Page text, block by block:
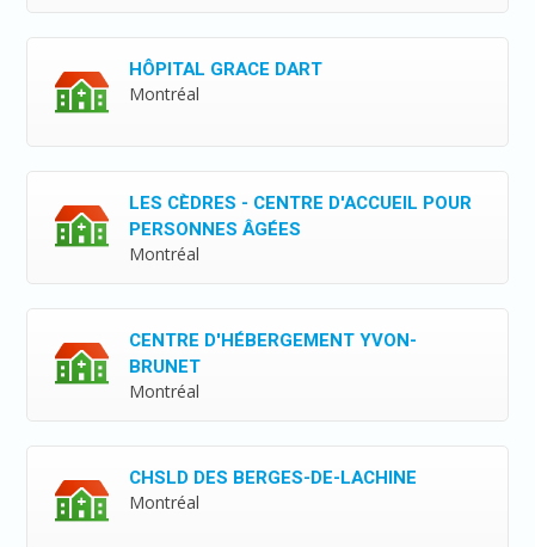
HÔPITAL GRACE DART
Montréal
LES CÈDRES - CENTRE D'ACCUEIL POUR
PERSONNES ÂGÉES
Montréal
CENTRE D'HÉBERGEMENT YVON-
BRUNET
Montréal
CHSLD DES BERGES-DE-LACHINE
Montréal